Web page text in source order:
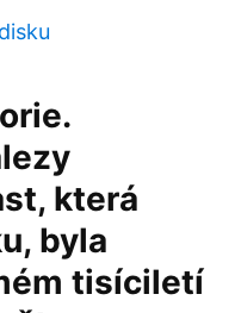
která
byla
tisíciletí